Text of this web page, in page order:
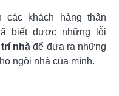
khách hàng thân
biết được những lỗi
nhà để đưa ra những
ngôi nhà của mình.